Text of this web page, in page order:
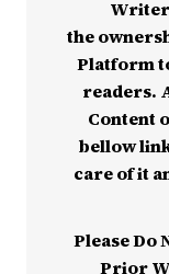
the
Platform
readers.
Content
bellow
care of it
Please Do
Prior